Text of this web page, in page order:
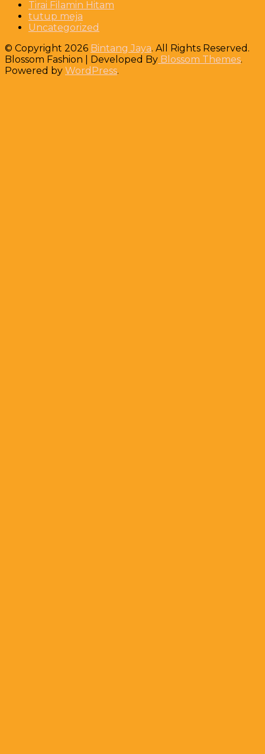
Tirai Filamin Hitam
tutup meja
Uncategorized
© Copyright 2026 Bintang Jaya. All Rights Reserved.
Blossom Fashion | Developed By Blossom Themes.
Powered by WordPress.